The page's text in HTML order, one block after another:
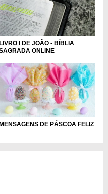
LIVRO I DE JOÃO - BÍBLIA
ONLINE
MENSAGENS DE PÁSCOA FELIZ